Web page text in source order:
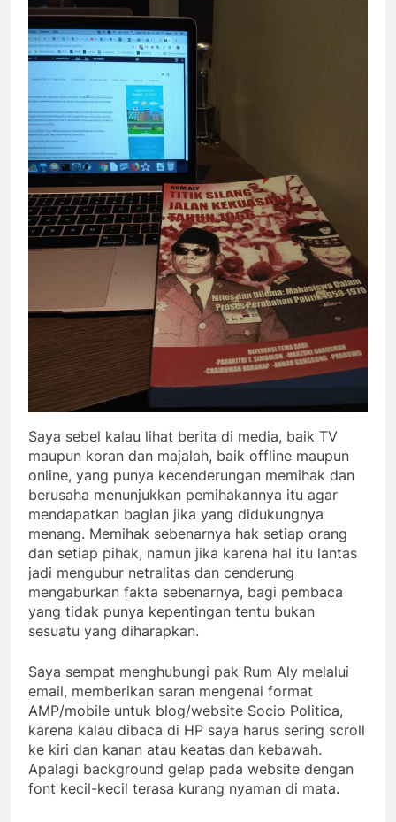
Saya sebel kalau lihat berita di media, baik TV
maupun koran dan majalah, baik offline maupun
online, yang punya kecenderungan memihak dan
berusaha menunjukkan pemihakannya itu agar
mendapatkan bagian jika yang didukungnya
menang. Memihak sebenarnya hak setiap orang
dan setiap pihak, namun jika karena hal itu lantas
jadi mengubur netralitas dan cenderung
mengaburkan fakta sebenarnya, bagi pembaca
yang tidak punya kepentingan tentu bukan
sesuatu yang diharapkan.
Saya sempat menghubungi pak Rum Aly melalui
email, memberikan saran mengenai format
AMP/mobile untuk blog/website Socio Politica,
karena kalau dibaca di HP saya harus sering scroll
ke kiri dan kanan atau keatas dan kebawah.
Apalagi background gelap pada website dengan
font kecil-kecil terasa kurang nyaman di mata.